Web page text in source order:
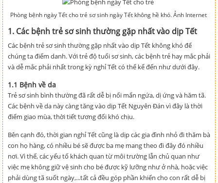
Phòng bệnh ngày Tết cho trẻ sơ sinh ngày Tết không hề khó. Ảnh Internet
1. Các bệnh trẻ sơ sinh thường gặp nhất vào dịp Tết
Các bệnh trẻ sơ sinh thường gặp nhất vào dịp Tết không khó để
chúng ta điểm danh. Với trẻ độ tuổi sơ sinh, các bệnh trẻ hay mắc phải
và dễ mắc phải nhất trong kỳ nghỉ Tết có thể kể đến như dưới đây.
1.1 Bệnh về da
Trẻ sơ sinh bình thường đã rất dễ bị nổi mẩn ngứa, dị ứng và hăm tã.
Các bệnh về da này càng tăng vào dịp Tết Nguyên Đán vì đây là thời
điểm giao mùa, thời tiết tương đối khó chịu.
Bên cạnh đó, thời gian nghỉ Tết cũng là dịp các gia đình nhỏ đi thăm bà
con họ hàng, có nhiều bé sẽ được ba mẹ mang theo đi đây đó nhiều
nơi. Vì thế, các yếu tố khách quan từ môi trường lẫn chủ quan như
việc mẹ không giữ vệ sinh cho bé được kỹ lưỡng như ở nhà, hoặc việc
phải dùng tã suốt ngày,...tất cả đều góp phần khiến cho con rất dễ bị